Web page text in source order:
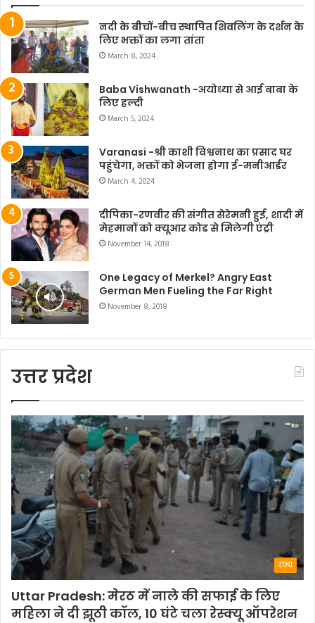
नदी के बीचों-बीच स्थापित शिवलिंग के दर्शन के
लिए भक्तों का लगा तांता
March 8, 2024
Baba Vishwanath -अयोध्या से आई बाबा के
लिए हल्दी
March 5, 2024
Varanasi -श्री काशी विश्वनाथ का प्रसाद घर
पहुंचेगा, भक्तों को भेजना होगा ई-मनीआर्डर
March 4, 2024
दीपिका-रणवीर की संगीत सेरेमनी हुई, शादी में
मेहमानों को क्यूआर कोड से मिलेगी एंट्री
November 14, 2018
One Legacy of Merkel? Angry East
German Men Fueling the Far Right
November 8, 2018
उत्तर प्रदेश
राज्य
Uttar Pradesh: मेरठ में नाले की सफाई के लिए
महिला ने दी झूठी कॉल, 10 घंटे चला रेस्क्यू ऑपरेशन